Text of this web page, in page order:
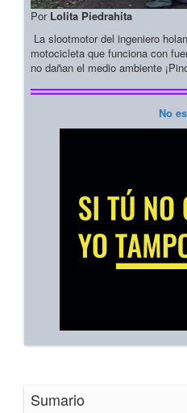
Por Lolita Piedrahita
La slootmotor del ingeniero
motocicleta que funciona con
no dañan el medio ambiente
No
Sumario